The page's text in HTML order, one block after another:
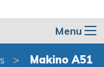
Menu
Makino A51